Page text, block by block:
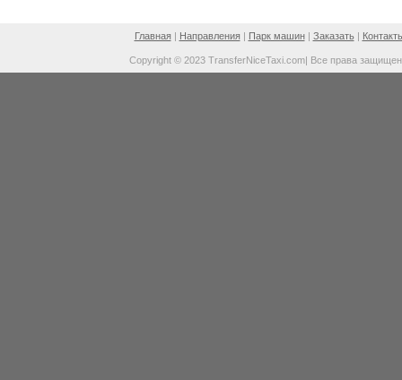
Главная| Направления| Парк машин| Заказать|
Copyright © 2023 TransferNiceTaxi.com| Все права